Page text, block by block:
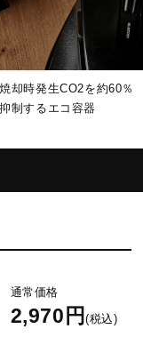
焼却時発生CO2を約60％
抑制するエコ容器
通常価格
2,970円(税込)